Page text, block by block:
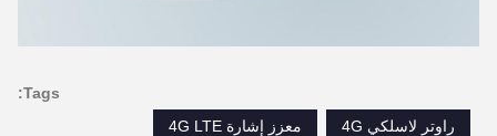
Tags:
راوتر لاسلكي 4G
معزز إشارة 4G LTE